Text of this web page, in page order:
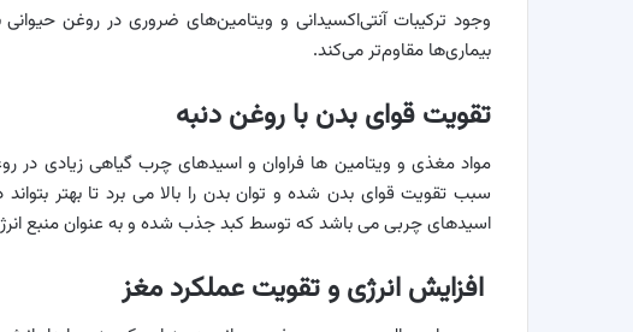
وجود ترکیبات آنتی‌اکسیدانی و ویتامین‌های ضروری در روغن
بیماری‌ها مقاوم‌تر می‌کند.
تقویت قوای بدن با روغن دنبه
مواد مغذی و ویتامین ها فراوان و اسیدهای چرب گیاهی زیادی در
سبب تقویت قوای بدن شده و توان بدن را بالا می برد تا بهتر
اسیدهای چربی می باشد که توسط کبد جذب شده و به عنوان منبع
افزایش انرژی و تقویت عملکرد مغز